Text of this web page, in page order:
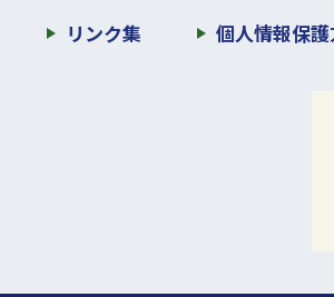
リンク集 個人情報保